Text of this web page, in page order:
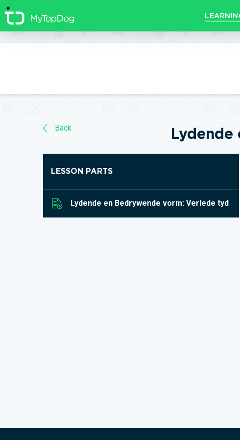
//]]>
Back Lydende
LESSON PARTS
Lydende en Bedrywende vorm: Verlede tyd